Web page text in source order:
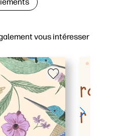
vous intéresser